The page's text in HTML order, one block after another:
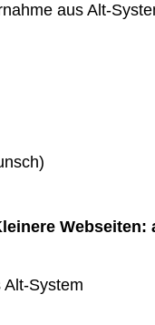
aus Alt-
Webseiten:
System